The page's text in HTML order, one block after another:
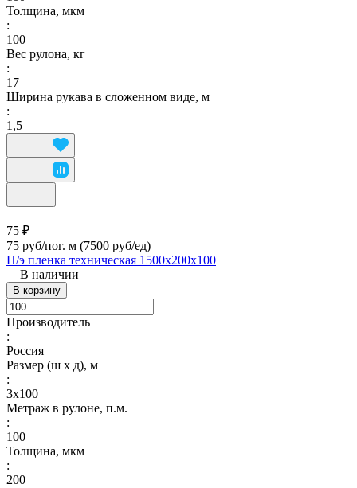
Толщина, мкм
:
100
Вес рулона, кг
:
17
Ширина рукава в сложенном виде, м
:
1,5
75 ₽
75 руб/пог. м (7500 руб/eд)
П/э пленка техническая 1500х200х100
В наличии
В корзину
Производитель
:
Россия
Размер (ш х д), м
:
3х100
Метраж в рулоне, п.м.
:
100
Толщина, мкм
:
200